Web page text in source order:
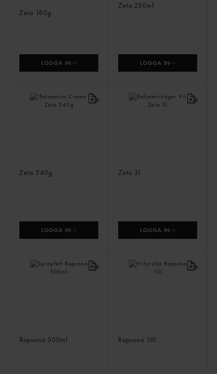
Zeta 180g
LOGGA IN
Zeta 250ml
LOGGA IN
Zeta 540g
LOGGA IN
Zeta 3l
LOGGA IN
Rapsona 500ml Rapsona 10l